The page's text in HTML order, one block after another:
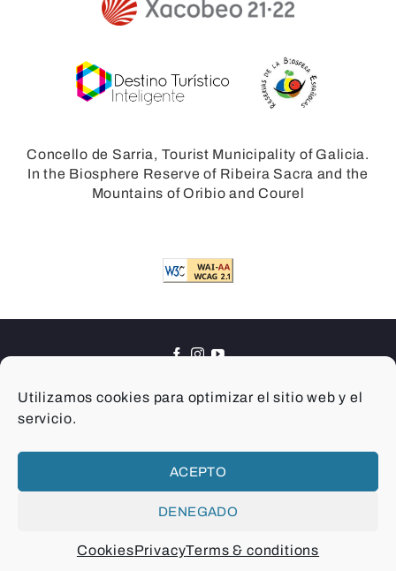
Utilizamos cookies para optimizar el sitio web y el
servicio.
ACEPTO
DENEGADO
CookiesPrivacyTerms & conditions
Concello de Sarria, Tourist Municipality of Galicia.
In the Biosphere Reserve of Ribeira Sacra and the
Mountains of Oribio and Courel
Cookies
Mapa del sitio